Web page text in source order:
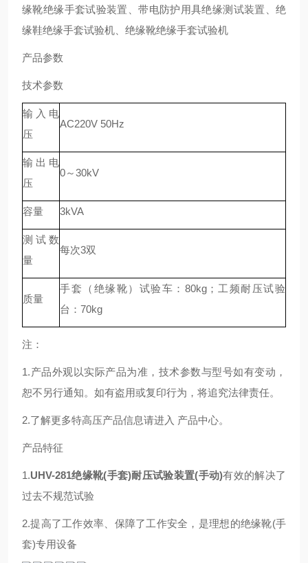
缘靴绝缘手套试验装置、带电防护用具绝缘测试装置、绝
缘鞋绝缘手套试验机、绝缘靴绝缘手套试验机
产品参数
技术参数
输入电
压
AC220V 50Hz
输出电
压
0～30kV
容量 3kVA
测试数
量
每次3双
质量
手套（绝缘靴）试验车：80kg；工频耐压试验
台：70kg
注：
1.产品外观以实际产品为准，技术参数与型号如有变动，
恕不另行通知。如有盗用或复印行为，将追究法律责任。
2.了解更多特高压产品信息请进入 产品中心。
产品特征
1.UHV-281绝缘靴(手套)耐压试验装置(手动)有效的解决了
过去不规范试验
2.提高了工作效率、保障了工作安全，是理想的绝缘靴(手
套)专用设备